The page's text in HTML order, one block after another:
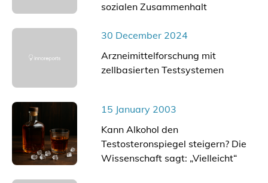
sozialen Zusammenhalt
30 December 2024
Arzneimittelforschung mit
zellbasierten Testsystemen
15 January 2003
Kann Alkohol den
Testosteronspiegel steigern? Die
Wissenschaft sagt: „Vielleicht“